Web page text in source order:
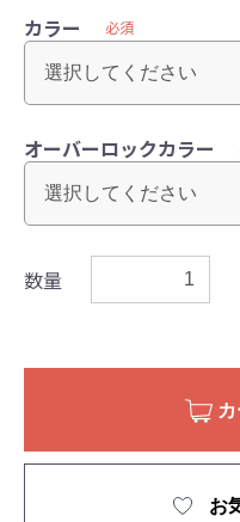
カラー 必須
オーバーロックカラー
数量
お